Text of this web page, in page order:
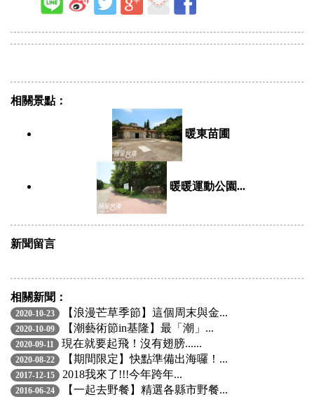
相關景點：
暖東苗圃
暖暖運動公園...
新聞留言
相關新聞：
2020-10-23 【浪漫芒草季節】這個周末與金...
2020-10-09 【潮藝術節in基隆】最「潮」...
2020-09-11 現在就要起飛！沒有翅膀......
2020-08-22 【期間限定】快點準備出海囉！...
2017-12-15 2018我來了!!!今年跨年...
2016-06-24 【一起去野餐】精選各縣市野餐...